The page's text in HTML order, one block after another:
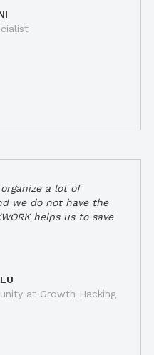
a lot of
we do not have the
helps us to save
at Growth Hacking